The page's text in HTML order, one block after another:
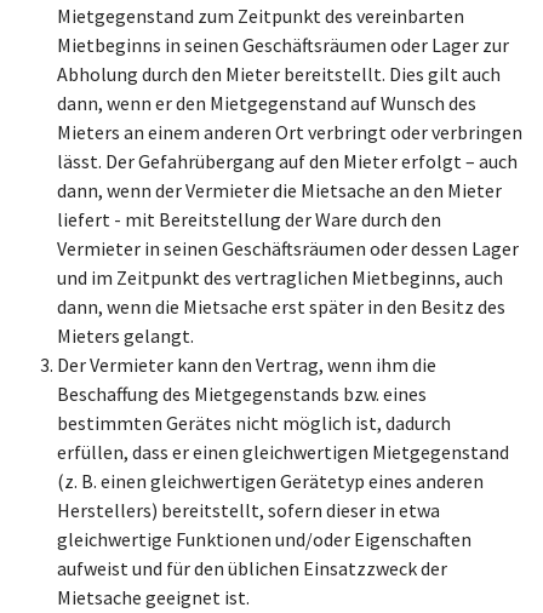
Mietgegenstand zum Zeitpunkt des vereinbarten
Mietbeginns in seinen Geschäftsräumen oder Lager zur
Abholung durch den Mieter bereitstellt. Dies gilt auch
dann, wenn er den Mietgegenstand auf Wunsch des
Mieters an einem anderen Ort verbringt oder verbringen
lässt. Der Gefahrübergang auf den Mieter erfolgt – auch
dann, wenn der Vermieter die Mietsache an den Mieter
liefert - mit Bereitstellung der Ware durch den
Vermieter in seinen Geschäftsräumen oder dessen Lager
und im Zeitpunkt des vertraglichen Mietbeginns, auch
dann, wenn die Mietsache erst später in den Besitz des
Mieters gelangt.
Der Vermieter kann den Vertrag, wenn ihm die
Beschaffung des Mietgegenstands bzw. eines
bestimmten Gerätes nicht möglich ist, dadurch
erfüllen, dass er einen gleichwertigen Mietgegenstand
(z. B. einen gleichwertigen Gerätetyp eines anderen
Herstellers) bereitstellt, sofern dieser in etwa
gleichwertige Funktionen und/oder Eigenschaften
aufweist und für den üblichen Einsatzzweck der
Mietsache geeignet ist.